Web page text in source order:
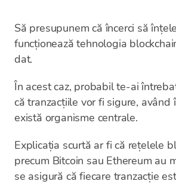
Să presupunem că încerci să
funcționează tehnologia
dat.
În acest caz, probabil te-ai
că tranzacțiile vor fi sigure, având
există organisme centrale.
Explicația scurtă ar fi că rețelele
precum Bitcoin sau Ethereum au
se asigură că fiecare tranzacție